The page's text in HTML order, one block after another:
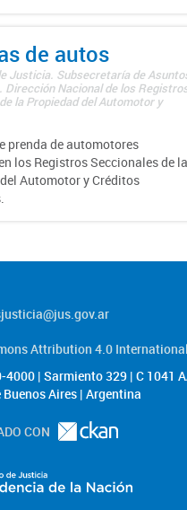
de autos
Justicia. Subsecretaría de
Dirección Nacional de los
la Propiedad del Automotor y
prenda de automotores
los Registros Seccionales de la
Automotor y Créditos
Attribution 4.0
| Sarmiento 329 | C 1041
Aires | Argentina
CON